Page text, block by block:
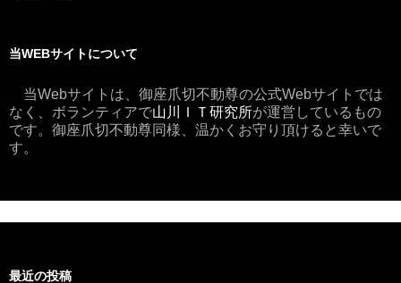
当WEBサイトについて
当Webサイトは、御座爪切不動尊の公式Webサイトでは
なく、ボランティアで山川ＩＴ研究所が運営しているもの
です。御座爪切不動尊同様、温かくお守り頂けると幸いで
す。
最近の投稿